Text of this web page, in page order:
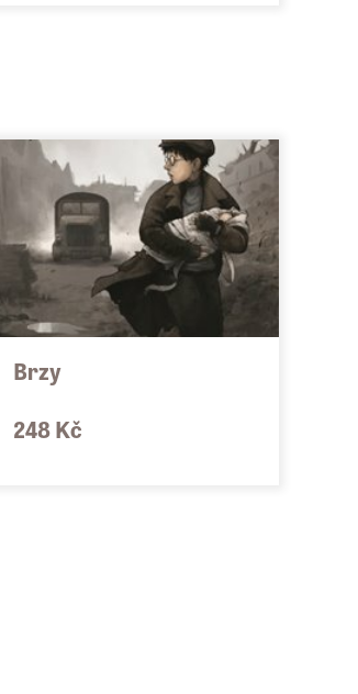
Brzy
248 Kč